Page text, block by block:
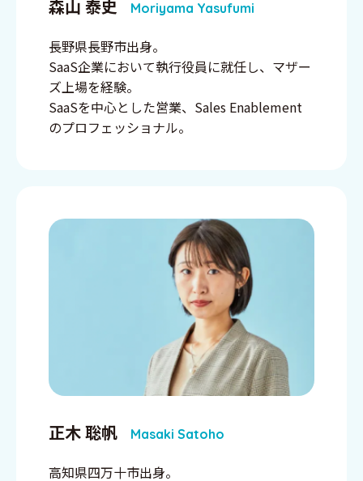
森山 泰史 Moriyama Yasufumi
長野県長野市出身。
SaaS企業において執行役員に就任し、マザー
ズ上場を経験。
SaaSを中心とした営業、Sales Enablement
のプロフェッショナル。
正木 聡帆 Masaki Satoho
高知県四万十市出身。